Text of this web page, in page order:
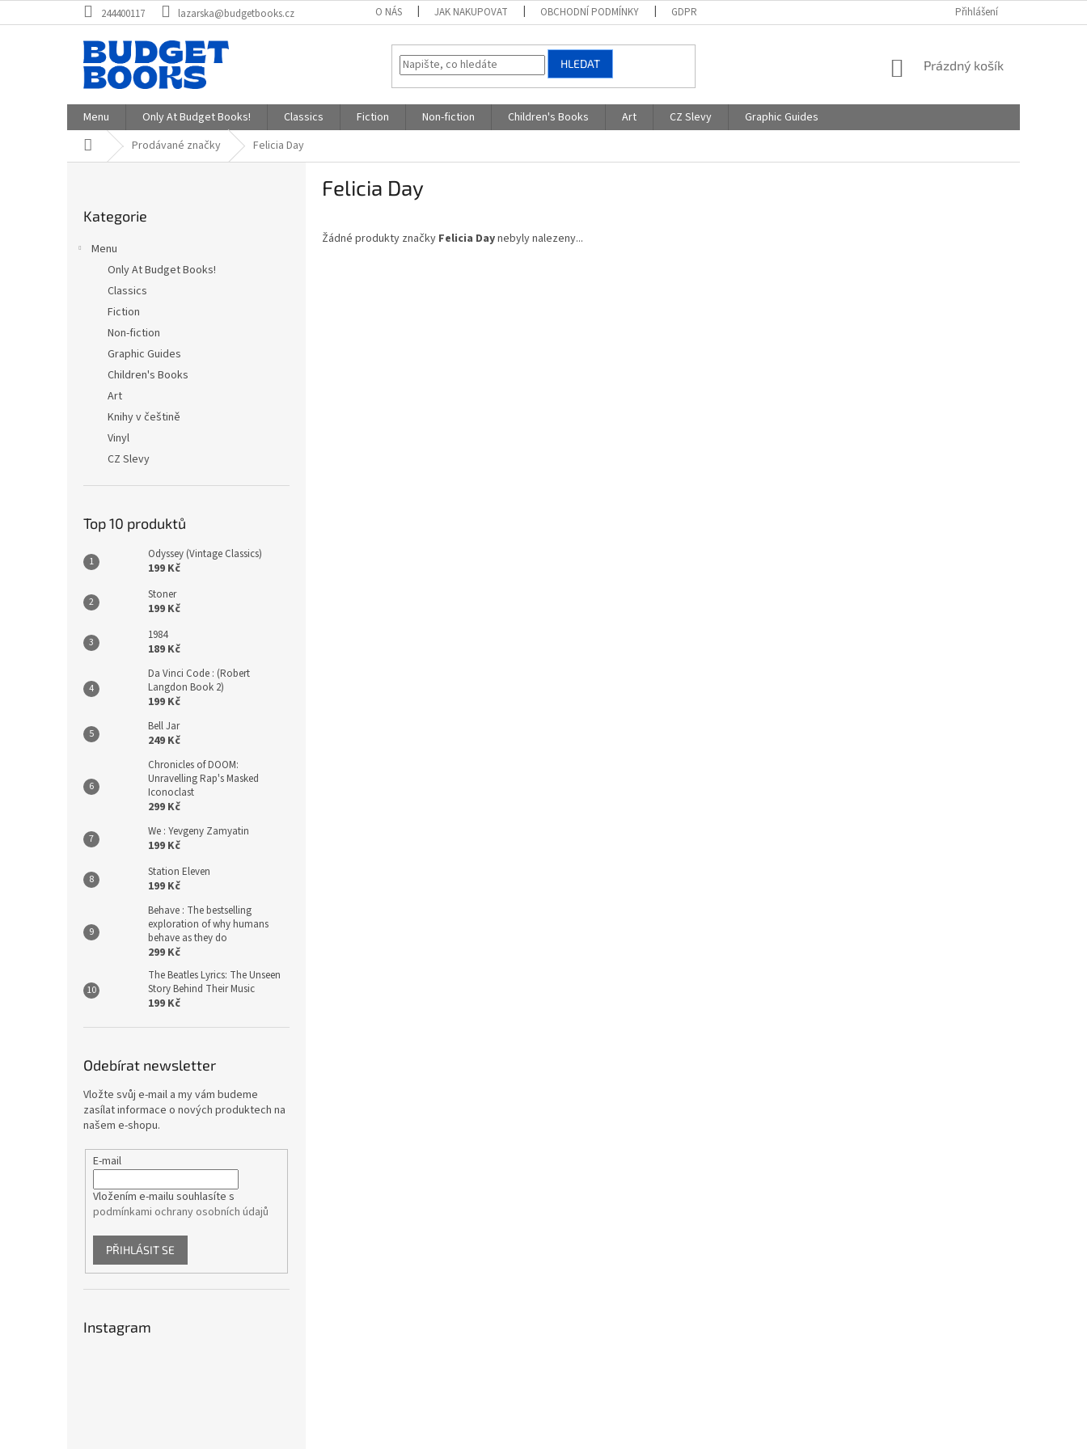
na
244400117 lazarska@budgetbooks.cz O NÁS JAK NAKUPOVAT OBCHODNÍ PODMÍNKY GDPR Přihlášení
HLEDAT
NÁKUPNÍ
Prázdný košík
Menu Only At Budget Books! Classics Fiction Non-fiction Children's Books Art CZ Slevy
Graphic Guides
Domů Prodávané značky Felicia Day
kategorie
Kategorie
Menu
Only At Budget Books!
Classics
Fiction
Non-fiction
Graphic Guides
Children's Books
Art
Knihy v češtině
Vinyl
CZ Slevy
Top 10 produktů
Odyssey (Vintage Classics)
199 Kč
Stoner
199 Kč
1984
189 Kč
Da Vinci Code : (Robert
Langdon Book 2)
199 Kč
Bell Jar
249 Kč
Chronicles of DOOM:
Unravelling Rap's Masked
Iconoclast
299 Kč
We : Yevgeny Zamyatin
199 Kč
Station Eleven
199 Kč
Behave : The bestselling
exploration of why humans
behave as they do
299 Kč
The Beatles Lyrics: The Unseen
Story Behind Their Music
199 Kč
Odebírat newsletter
Vložte svůj e-mail a my vám budeme
zasílat informace o nových produktech na
našem e-shopu.
E-mail
Vložením e-mailu souhlasíte s
podmínkami ochrany osobních údajů
PŘIHLÁSIT SE
Instagram
Felicia Day
Žádné produkty značky Felicia Daynebyly nalezeny...